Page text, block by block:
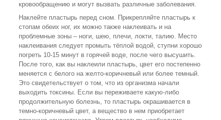
кровообращению и могут вызвать различные заболевания.
Наклейте пластырь перед сном. Прикрепляйте пластырь к
стопам обеих ног, их можно также наклеивать и на
проблемные зоны – ноги, шею, плечи, локти, талию. Место
наклеивания следует промыть тёплой водой, ступни хорошо
погреть 10-15 минут в горячей воде, после чего высушить.
После того, как вы наклеили пластырь, цвет его постепенно
меняется с белого на желто-коричневый или более темный.
Это свидетельствует о том, что из организма начали
выходить токсины. Если вы переживаете какую-либо
продолжительную болезнь, то пластырь окрашивается в
темно-коричневый цвет, а вещество в нем приобретает